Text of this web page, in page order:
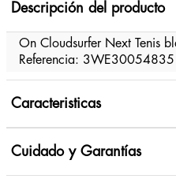
Descripción del producto
On Cloudsurfer Next Tenis
Referencia: 3WE30054835
Caracteristicas
Cuidado y Garantías